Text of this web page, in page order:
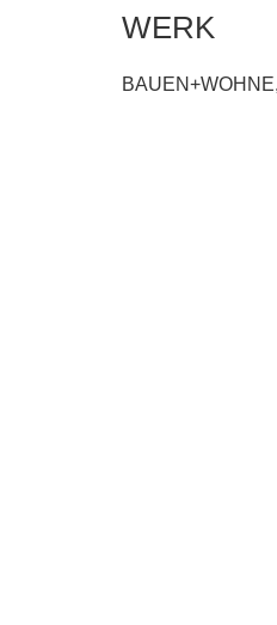
WERK